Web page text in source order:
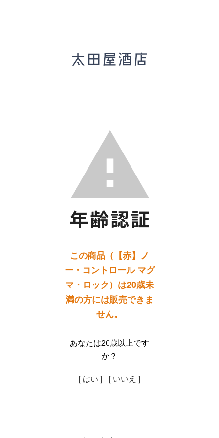
この商品（【赤】ノ
ー・コントロール マグ
マ・ロック）は20歳未
満の方には販売できま
せん。
あなたは20歳以上です
か？
[ はい ] [ いいえ ]